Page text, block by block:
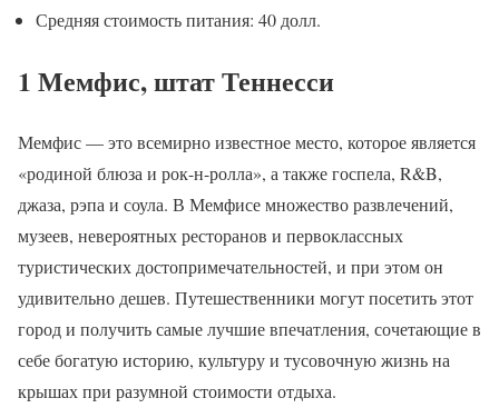
Средняя стоимость питания: 40 долл.
1 Мемфис, штат Теннесси
Мемфис — это всемирно известное место, которое является
«родиной блюза и рок-н-ролла», а также госпела, R&B,
джаза, рэпа и соула. В Мемфисе множество развлечений,
музеев, невероятных ресторанов и первоклассных
туристических достопримечательностей, и при этом он
удивительно дешев. Путешественники могут посетить этот
город и получить самые лучшие впечатления, сочетающие в
себе богатую историю, культуру и тусовочную жизнь на
крышах при разумной стоимости отдыха.